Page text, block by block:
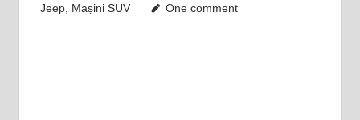
Jeep, Mașini SUV One comment